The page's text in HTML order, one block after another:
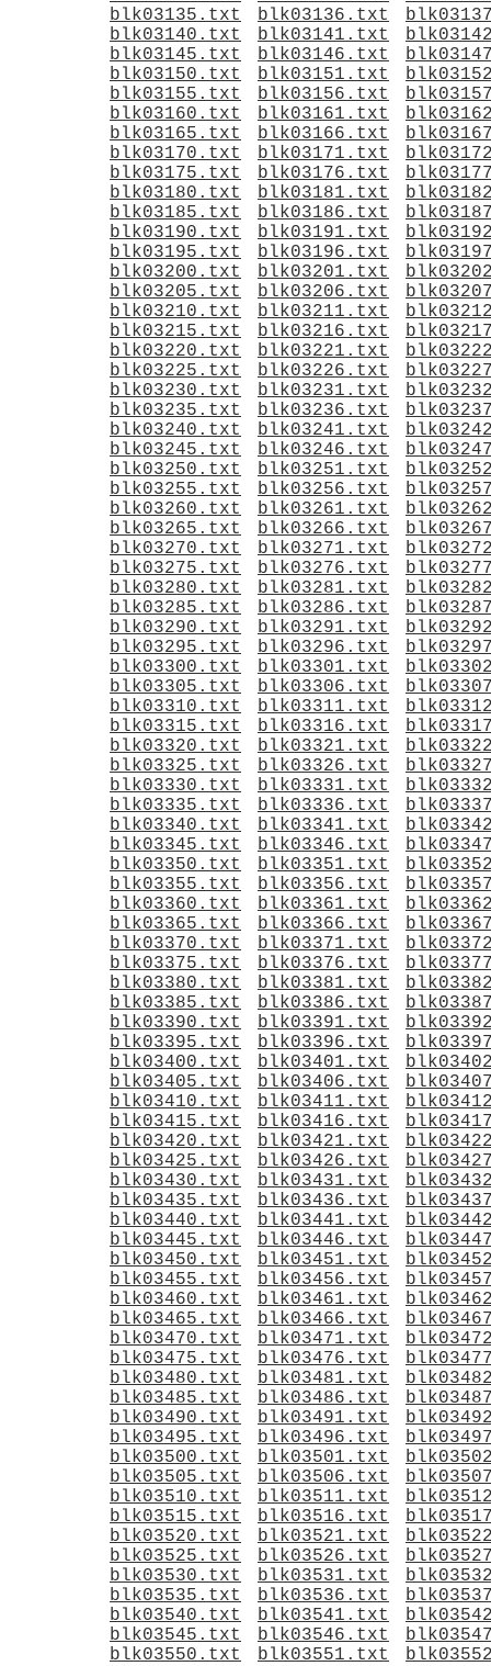
blk03135.txt
blk03136.txt
blk03140.txt
blk03141.txt
blk03145.txt
blk03146.txt
blk03150.txt
blk03151.txt
blk03155.txt
blk03156.txt
blk03160.txt
blk03161.txt
blk03165.txt
blk03166.txt
blk03170.txt
blk03171.txt
blk03175.txt
blk03176.txt
blk03180.txt
blk03181.txt
blk03185.txt
blk03186.txt
blk03190.txt
blk03191.txt
blk03195.txt
blk03196.txt
blk03200.txt
blk03201.txt
blk03205.txt
blk03206.txt
blk03210.txt
blk03211.txt
blk03215.txt
blk03216.txt
blk03220.txt
blk03221.txt
blk03225.txt
blk03226.txt
blk03230.txt
blk03231.txt
blk03235.txt
blk03236.txt
blk03240.txt
blk03241.txt
blk03245.txt
blk03246.txt
blk03250.txt
blk03251.txt
blk03255.txt
blk03256.txt
blk03260.txt
blk03261.txt
blk03265.txt
blk03266.txt
blk03270.txt
blk03271.txt
blk03275.txt
blk03276.txt
blk03280.txt
blk03281.txt
blk03285.txt
blk03286.txt
blk03290.txt
blk03291.txt
blk03295.txt
blk03296.txt
blk03300.txt
blk03301.txt
blk03305.txt
blk03306.txt
blk03310.txt
blk03311.txt
blk03315.txt
blk03316.txt
blk03320.txt
blk03321.txt
blk03325.txt
blk03326.txt
blk03330.txt
blk03331.txt
blk03335.txt
blk03336.txt
blk03340.txt
blk03341.txt
blk03345.txt
blk03346.txt
blk03350.txt
blk03351.txt
blk03355.txt
blk03356.txt
blk03360.txt
blk03361.txt
blk03365.txt
blk03366.txt
blk03370.txt
blk03371.txt
blk03375.txt
blk03376.txt
blk03380.txt
blk03381.txt
blk03385.txt
blk03386.txt
blk03390.txt
blk03391.txt
blk03395.txt
blk03396.txt
blk03400.txt
blk03401.txt
blk03405.txt
blk03406.txt
blk03410.txt
blk03411.txt
blk03415.txt
blk03416.txt
blk03420.txt
blk03421.txt
blk03425.txt
blk03426.txt
blk03430.txt
blk03431.txt
blk03435.txt
blk03436.txt
blk03440.txt
blk03441.txt
blk03445.txt
blk03446.txt
blk03450.txt
blk03451.txt
blk03455.txt
blk03456.txt
blk03460.txt
blk03461.txt
blk03465.txt
blk03466.txt
blk03470.txt
blk03471.txt
blk03475.txt
blk03476.txt
blk03480.txt
blk03481.txt
blk03485.txt
blk03486.txt
blk03490.txt
blk03491.txt
blk03495.txt
blk03496.txt
blk03500.txt
blk03501.txt
blk03505.txt
blk03506.txt
blk03510.txt
blk03511.txt
blk03515.txt
blk03516.txt
blk03520.txt
blk03521.txt
blk03525.txt
blk03526.txt
blk03530.txt
blk03531.txt
blk03535.txt
blk03536.txt
blk03540.txt
blk03541.txt
blk03545.txt
blk03546.txt
blk03550.txt
blk03551.txt